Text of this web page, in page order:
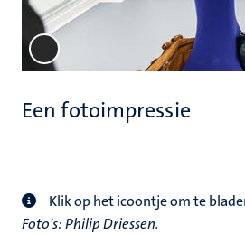
Een fotoimpressie
Klik op het icoontje om te
Foto's: Philip Driessen.